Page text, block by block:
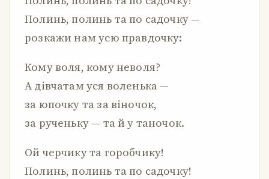
Полинь, полинь та по садочку —
розкажи нам усю правдочку:
Кому воля, кому неволя?
А дівчатам уся воленька —
за юпочку та за віночок,
за рученьку — та й у таночок.
Ой черчику та горобчику!
Полинь, полинь та по садочку!